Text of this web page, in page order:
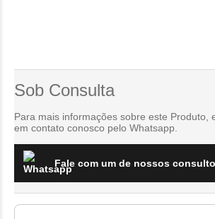
Sob Consulta
Para mais informações sobre este Produto,
em contato conosco pelo Whatsapp.
Fale com um de nossos